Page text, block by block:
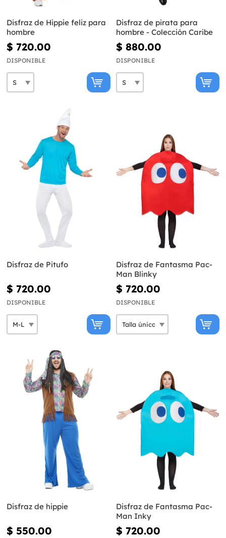
Disfraz de Hippie feliz para
hombre
$ 720.00
DISPONIBLE
Disfraz de pirata para
hombre - Colección Caribe
$ 880.00
DISPONIBLE
Disfraz de Pitufo
$ 720.00
DISPONIBLE
Disfraz de Fantasma Pac-
Man Blinky
$ 720.00
DISPONIBLE
Disfraz de hippie
$ 550.00
Disfraz de Fantasma Pac-
Man Inky
$ 720.00